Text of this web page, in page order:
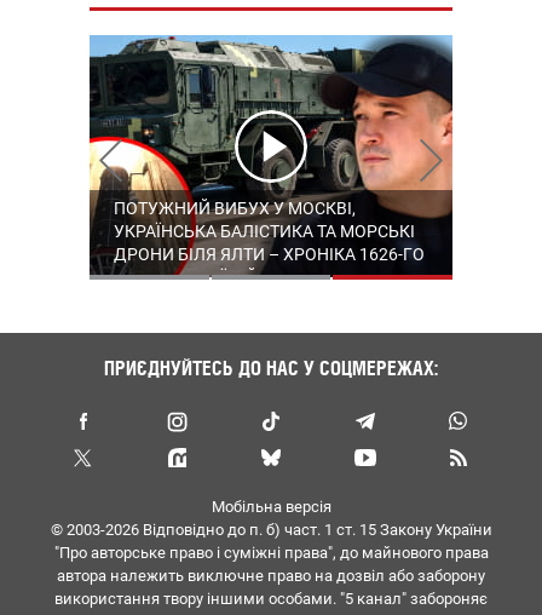
УКРАЇНА ТА США ДОМОВИЛИСЯ ПРО
ЩОМІСЯЧНІ ПОСТАЧАННЯ РАКЕТ ДО
PATRIOT – ЗЕЛЕНСЬКИЙ
"ЧІТКЕ ВЛУЧАННЯ БЕЗ ЗБИТТЯ КУРСУ":
ФЕДОРОВ НАТЯКНУВ НА "САПСАН" І
РОЗПОВІВ ДЕТАЛІ УСПІШНОГО
ВИПРОБУВАННЯ УКРАЇНСЬКОЇ
ПОТУЖНИЙ ВИБУХ У МОСКВІ,
УКРАЇНСЬКА БАЛІСТИКА ТА МОРСЬКІ
ДРОНИ БІЛЯ ЯЛТИ – ХРОНІКА 1626-ГО
ДНЯ ВЕЛИКОЇ ВІЙНИ
ПРИЄДНУЙТЕСЬ ДО НАС У СОЦМЕРЕЖАХ:
Мобільна версія
© 2003-2026 Вiдповiдно до п. б) част. 1 ст. 15 Закону України
"Про авторське право i сумiжнi права", до майнового права
автора належить виключне право на дозвiл або заборону
використання твору iншими особами. "5 канал" забороняє